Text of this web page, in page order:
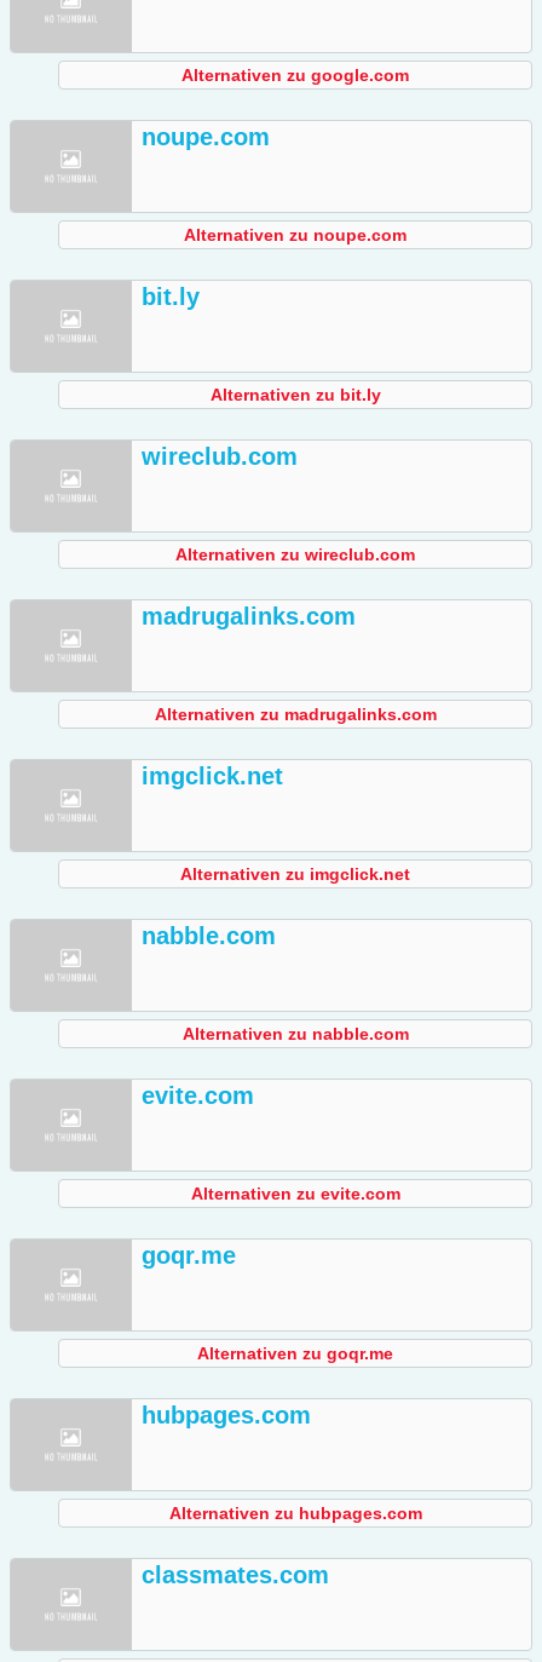
Alternativen zu google.com
noupe.com
Alternativen zu noupe.com
bit.ly
Alternativen zu bit.ly
wireclub.com
Alternativen zu wireclub.com
madrugalinks.com
Alternativen zu madrugalinks.com
imgclick.net
Alternativen zu imgclick.net
nabble.com
Alternativen zu nabble.com
evite.com
Alternativen zu evite.com
goqr.me
Alternativen zu goqr.me
hubpages.com
Alternativen zu hubpages.com
classmates.com